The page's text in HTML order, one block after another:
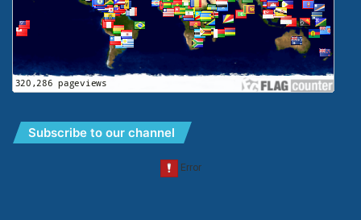
Subscribe to our channel